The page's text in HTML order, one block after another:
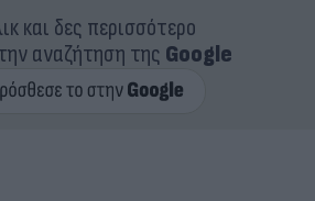
και δες περισσότερο
αναζήτηση της Google